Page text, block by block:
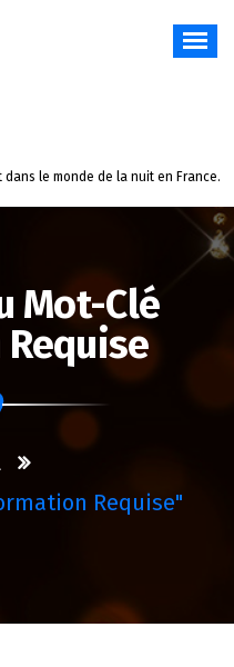
le monde de la nuit en France.
Mot-Clé
Requise"